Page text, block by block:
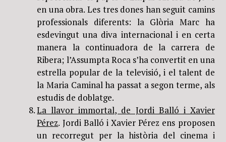
en una obra. Les tres dones han seguit camins
professionals diferents: la Glòria Marc ha
esdevingut una diva internacional i en certa
manera la continuadora de la carrera de
Ribera; l’Assumpta Roca s’ha convertit en una
estrella popular de la televisió, i el talent de
la Maria Caminal ha passat a segon terme, als
estudis de doblatge.
La llavor immortal, de Jordi Balló i Xavier
Pérez. Jordi Balló i Xavier Pérez ens proposen
un recorregut per la història del cinema i